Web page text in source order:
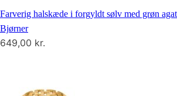
Farverig halskæde i forgyldt sølv med grøn
Bjørner
649,00 kr.